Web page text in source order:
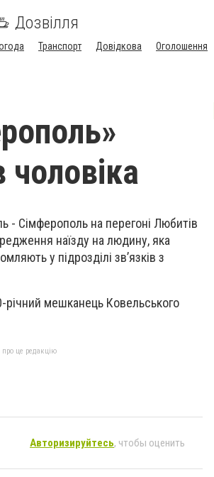
Дозвілля
Транспорт Довідкова Оголошення
Сімферополь на перегоні Любитів
наїзду на людину, яка
у підрозділі зв’язків з
мешканець Ковельського
це редакцію
Авторизируйтесь, чтобы оценить